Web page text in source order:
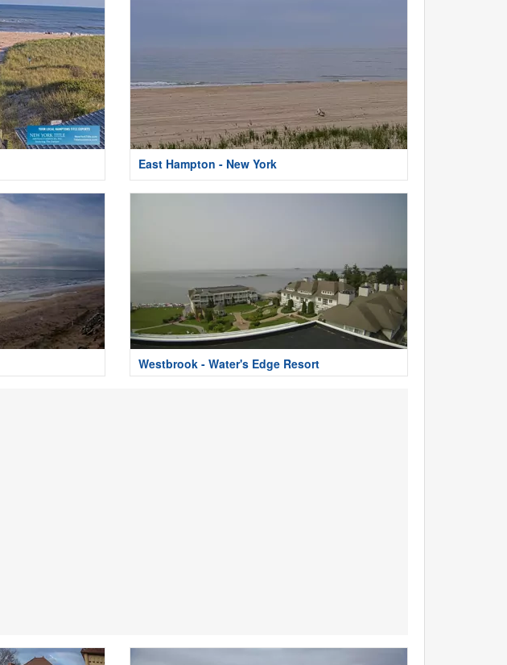
East Hampton - New York
Westbrook - Water's Edge Resort